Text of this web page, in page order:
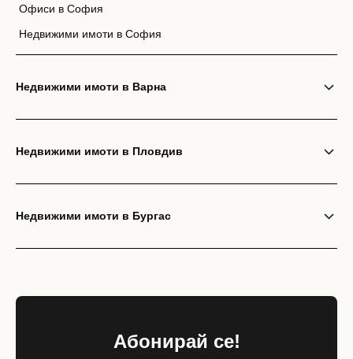
Офиси в София
Недвижими имоти в София
Недвижими имоти в Варна
Недвижими имоти в Пловдив
Недвижими имоти в Бургас
Абонирай се!